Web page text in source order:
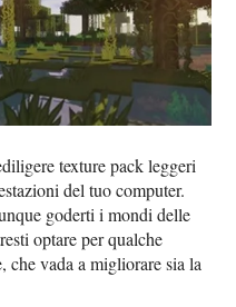
texture pack leggeri
del tuo computer.
goderti i mondi delle
optare per qualche
che vada a migliorare sia la